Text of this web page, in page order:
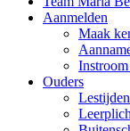
Aanmelden
Maak
Ouders
Lestijden